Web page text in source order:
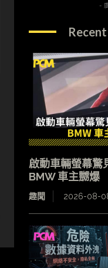
-
啟動車輛螢幕驚
BMW 車主嬲爆
趣聞 2026-08-